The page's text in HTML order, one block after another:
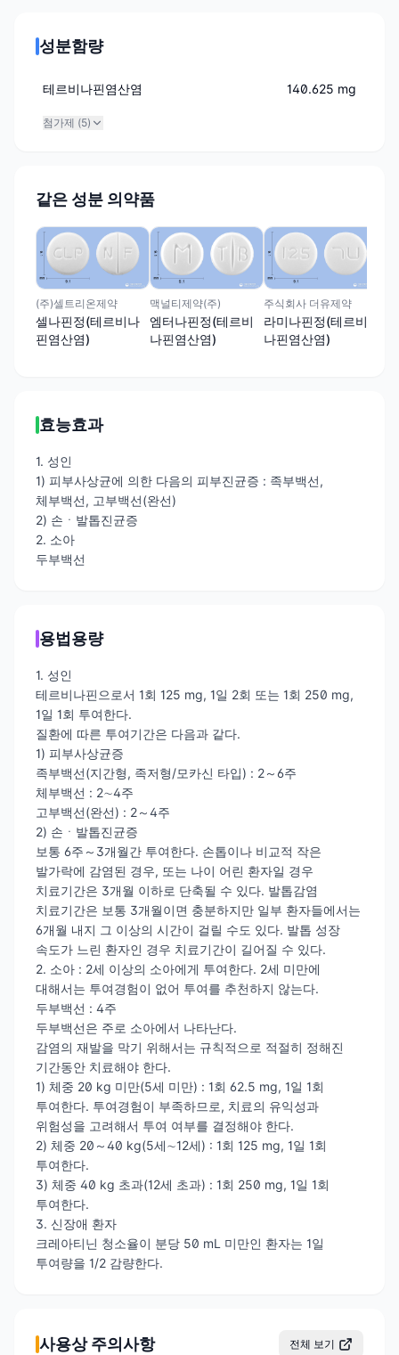
성분함량
테르비나핀염산염 140.625 mg
첨가제 (5)
같은 성분 의약품
(주)셀트리온제약
셀나핀정(테르비나
핀염산염)
맥널티제약(주)
엠터나핀정(테르비
나핀염산염)
주식회사 더유제약
라미나핀정(테르비
나핀염산염)
효능효과
1. 성인
1) 피부사상균에 의한 다음의 피부진균증 : 족부백선,
체부백선, 고부백선(완선)
2) 손ㆍ발톱진균증
2. 소아
두부백선
용법용량
1. 성인
테르비나핀으로서 1회 125 mg, 1일 2회 또는 1회 250 mg,
1일 1회 투여한다.
질환에 따른 투여기간은 다음과 같다.
1) 피부사상균증
족부백선(지간형, 족저형/모카신 타입) : 2～6주
체부백선 : 2∼4주
고부백선(완선) : 2～4주
2) 손ㆍ발톱진균증
보통 6주～3개월간 투여한다. 손톱이나 비교적 작은
발가락에 감염된 경우, 또는 나이 어린 환자일 경우
치료기간은 3개월 이하로 단축될 수 있다. 발톱감염
치료기간은 보통 3개월이면 충분하지만 일부 환자들에서는
6개월 내지 그 이상의 시간이 걸릴 수도 있다. 발톱 성장
속도가 느린 환자인 경우 치료기간이 길어질 수 있다.
2. 소아 : 2세 이상의 소아에게 투여한다. 2세 미만에
대해서는 투여경험이 없어 투여를 추천하지 않는다.
두부백선 : 4주
두부백선은 주로 소아에서 나타난다.
감염의 재발을 막기 위해서는 규칙적으로 적절히 정해진
기간동안 치료해야 한다.
1) 체중 20 kg 미만(5세 미만) : 1회 62.5 mg, 1일 1회
투여한다. 투여경험이 부족하므로, 치료의 유익성과
위험성을 고려해서 투여 여부를 결정해야 한다.
2) 체중 20～40 kg(5세∼12세) : 1회 125 mg, 1일 1회
투여한다.
3) 체중 40 kg 초과(12세 초과) : 1회 250 mg, 1일 1회
투여한다.
3. 신장애 환자
크레아티닌 청소율이 분당 50 mL 미만인 환자는 1일
투여량을 1/2 감량한다.
사용상 주의사항 전체 보기